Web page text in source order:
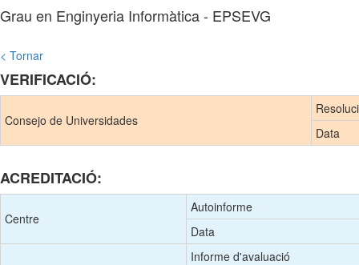
Grau en Enginyeria Informàtica - EPSEVG
< Tornar
VERIFICACIÓ:
Consejo de Universidades
Data
ACREDITACIÓ:
Centre
Autoinforme
Data
Informe d'avaluació